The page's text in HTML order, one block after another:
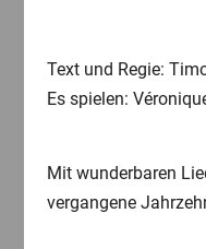
Text und Regie:
Es spielen:
Mit wunderbaren
vergangene